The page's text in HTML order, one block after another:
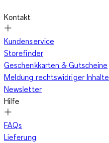
Kontakt
Kundenservice
Storefinder
Geschenkkarten & Gutscheine
Meldung rechtswidriger Inhalte
Newsletter
Hilfe
FAQs
Lieferung